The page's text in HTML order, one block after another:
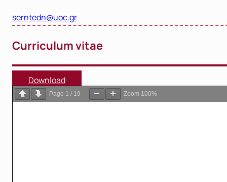
serntedn@uoc.gr
Curriculum vitae
Download
Page 1 / 19 Zoom 100%